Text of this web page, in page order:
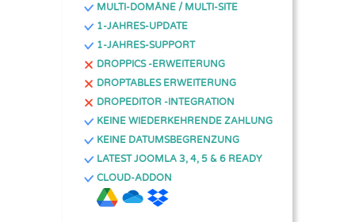
MULTI-DOMÄNE / MULTI-SITE
1-JAHRES-UPDATE
1-JAHRES-SUPPORT
DROPPICS -ERWEITERUNG
DROPTABLES ERWEITERUNG
DROPEDITOR -INTEGRATION
KEINE WIEDERKEHRENDE ZAHLUNG
KEINE DATUMSBEGRENZUNG
LATEST JOOMLA 3, 4, 5 & 6 READY
CLOUD-ADDON